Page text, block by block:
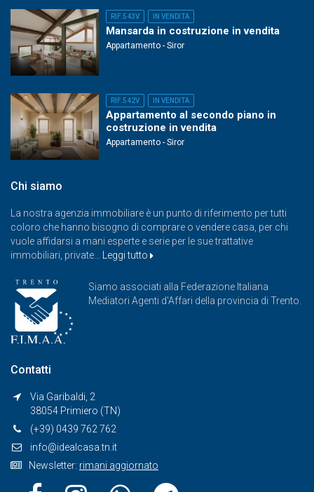
RIF.543V IN VENDITA
Mansarda in costruzione in vendita
Appartamento - Siror
RIF.542V IN VENDITA
Appartamento al secondo piano in
costruzione in vendita
Appartamento - Siror
Chi siamo
La nostra agenzia immobiliare è un punto di riferimento per tutti
coloro che hanno bisogno di comprare o vendere casa, per chi
vuole affidarsi a mani esperte e serie per le sue trattative
immobiliari, private… Leggi tutto
Siamo associati alla Federazione Italiana
Mediatori Agenti d'Affari della provincia di Trento.
Contatti
Via Garibaldi, 2
38054 Primiero (TN)
(+39) 0439 762 762
info@idealcasa.tn.it
Newsletter: rimani aggiornato